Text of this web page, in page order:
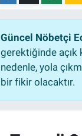
Güncel Nöbetçi
gerektiğinde açık
nedenle, yola
bir fikir olacaktır.